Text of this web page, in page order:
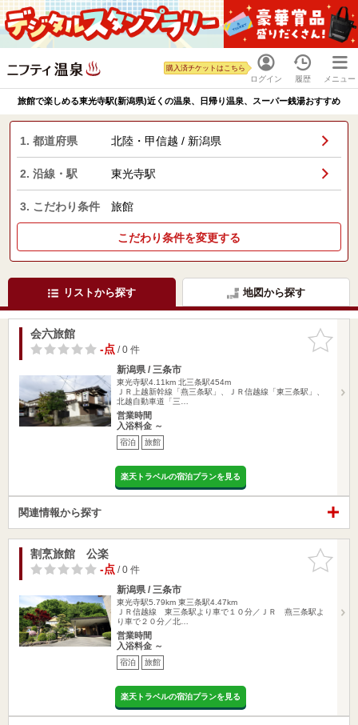
ログイン
購入済チケットはこちら
履歴 メニュー
旅館で楽しめる東光寺駅(新潟県)近くの温泉、日帰り温泉、スーパー銭湯おすすめ
1. 都道府県 北陸・甲信越 / 新潟県
2. 沿線・駅 東光寺駅
3. こだわり条件 旅館
こだわり条件を変更する
リストから探す 地図から探す
お気に入
りに追加
会六旅館
-点/ 0 件
新潟県 / 三条市
東光寺駅4.11km 北三条駅454m
ＪＲ上越新幹線「燕三条駅」、ＪＲ信越線「東三条駅」、
北越自動車道「三…
営業時間
入浴料金 ～
宿泊 旅館
楽天トラベルの宿泊プランを見る
関連情報から探す
お気に入
りに追加
割烹旅館 公楽
-点/ 0 件
新潟県 / 三条市
東光寺駅5.79km 東三条駅4.47km
ＪＲ信越線 東三条駅より車で１０分／ＪＲ 燕三条駅よ
り車で２０分／北…
営業時間
入浴料金 ～
宿泊 旅館
楽天トラベルの宿泊プランを見る